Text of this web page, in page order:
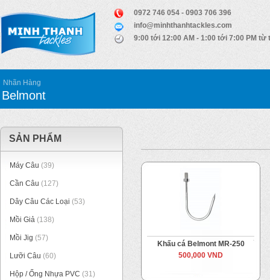
0972 746 054 - 0903 706 396
info@minhthanhtackles.com
9:00 tới 12:00 AM - 1:00 tới 7:00 PM từ
Nhãn Hàng
Belmont
SẢN PHẨM
Máy Câu (39)
Cần Câu (127)
Dây Câu Các Loại (53)
Mồi Giả (138)
Mồi Jig (57)
Lưỡi Câu (60)
Hộp / Ống Nhựa PVC (31)
Khấu cá Belmont MR-250
500,000 VND